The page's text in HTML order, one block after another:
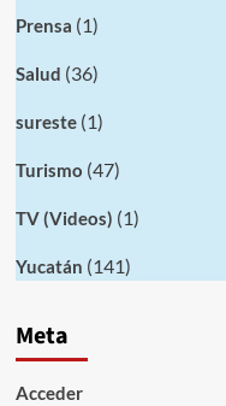
Prensa (1)
Salud (36)
sureste(1)
Turismo (47)
TV (Videos) (1)
Yucatán (141)
Meta
Acceder